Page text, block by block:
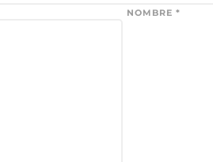
NOMBRE *